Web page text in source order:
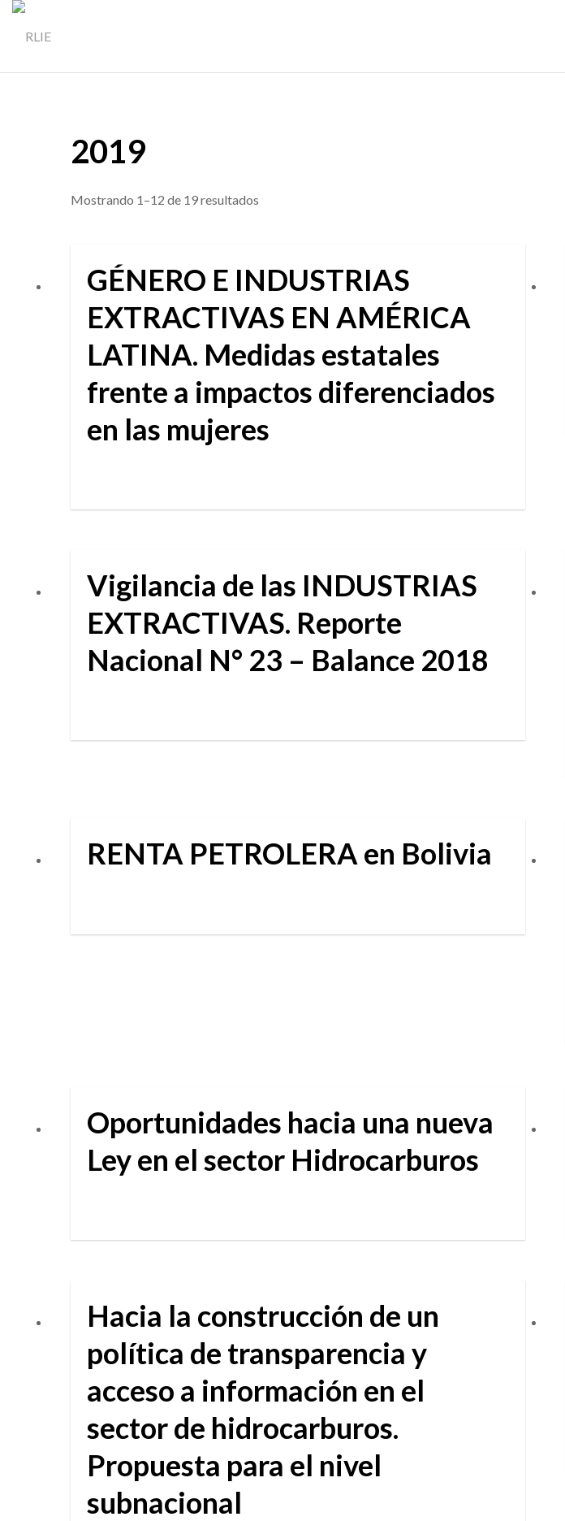
2019
Mostrando 1–12 de 19 resultados
últimos
GÉNERO E INDUSTRIAS
EXTRACTIVAS EN AMÉRICA
LATINA. Medidas estatales
frente a impactos diferenciados
en las mujeres
Vigilancia de las INDUSTRIAS
EXTRACTIVAS. Reporte
Nacional N° 23 – Balance 2018
RENTA PETROLERA en Bolivia
Oportunidades hacia una nueva
Ley en el sector Hidrocarburos
Hacia la construcción de un
política de transparencia y
acceso a información en el
sector de hidrocarburos.
Propuesta para el nivel
subnacional